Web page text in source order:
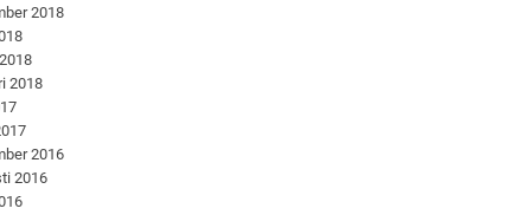
2018
2018
2016
2016